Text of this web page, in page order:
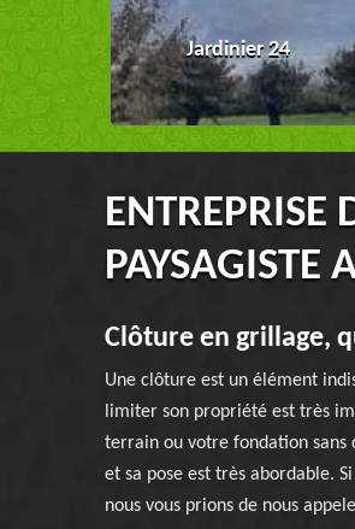
Jardinier 24
ENTREPRISE
PAYSAGISTE
Clôture en grillage,
Une clôture est un élément
limiter son propriété est très
terrain ou votre fondation sans
et sa pose est très abordable.
nous vous prions de nous